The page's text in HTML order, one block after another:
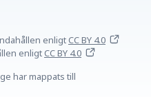
enligtCC BY 4.0
enligtCC BY 4.0
har mappats till